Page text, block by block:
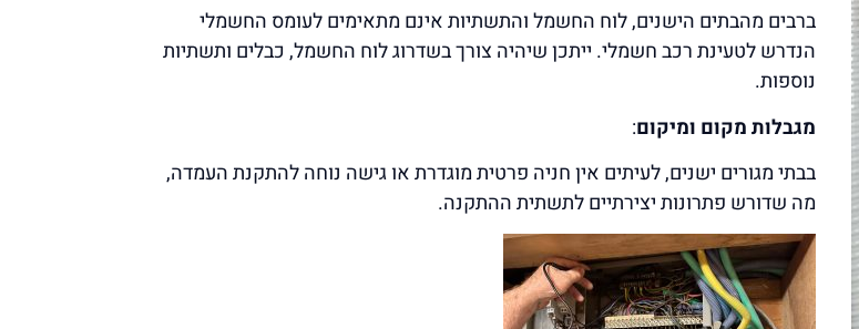
ברבים מהבתים הישנים, לוח החשמל והתשתיות אינם מתאימים לעומס החשמלי
הנדרש לטעינת רכב חשמלי. ייתכן שיהיה צורך בשדרוג לוח החשמל, כבלים ותשתיות
נוספות.
מגבלות מקום ומיקום:
בבתי מגורים ישנים, לעיתים אין חניה פרטית מוגדרת או גישה נוחה להתקנת העמדה,
מה שדורש פתרונות יצירתיים לתשתית ההתקנה.